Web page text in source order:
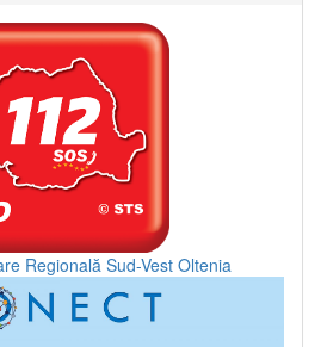
Regională Sud-Vest Oltenia